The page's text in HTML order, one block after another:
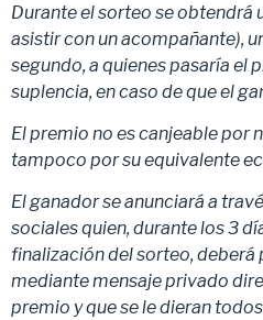
Durante el sorteo se obtendrá
asistir con un acompañante),
segundo, a quienes pasaría el
suplencia, en caso de que el
El premio no es canjeable por
tampoco por su equivalente
El ganador se anunciará a
sociales quien, durante los 3
finalización del sorteo, deberá
mediante mensaje privado
premio y que se le dieran